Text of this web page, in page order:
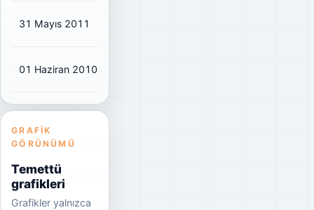
31 Mayıs 2011
01 Haziran 2010
GRAFIK
GÖRÜNÜMÜ
Temettü
grafikleri
Grafikler yalnızca